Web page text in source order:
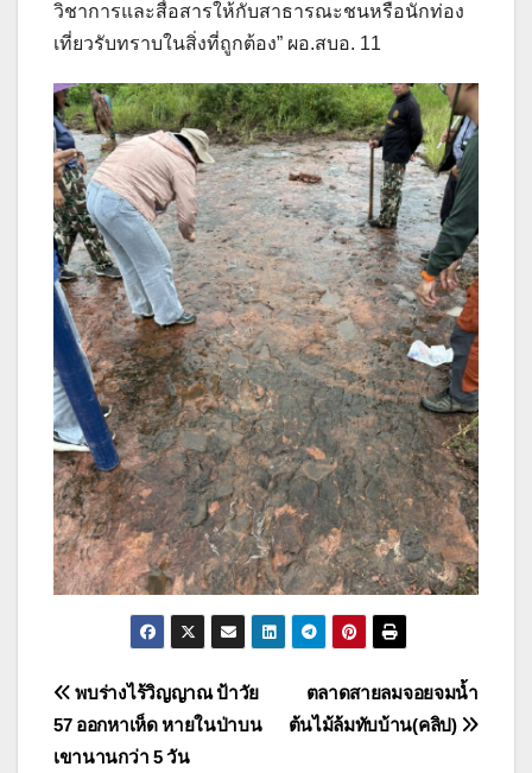
วิชาการและสื่อสารให้กับสาธารณะชนหรือนักท่อง
เที่ยวรับทราบในสิ่งที่ถูกต้อง” ผอ.สบอ. 11
แนะแนว
เรื่อง
ตลาดสายลมจอยจมน้ำ
ต้นไม้ล้มทับบ้าน(คลิป)
พบร่างไร้วิญญาณ ป้าวัย
57 ออกหาเห็ด หายในป่าบน
เขานานกว่า 5 วัน